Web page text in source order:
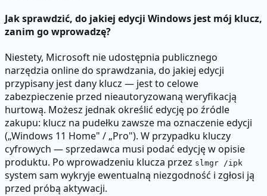
Jak sprawdzić, do jakiej edycji Windows jest mój klucz,
zanim go wprowadzę?
Niestety, Microsoft nie udostępnia publicznego
narzędzia online do sprawdzania, do jakiej edycji
przypisany jest dany klucz — jest to celowe
zabezpieczenie przed nieautoryzowaną weryfikacją
hurtową. Możesz jednak określić edycję po źródle
zakupu: klucz na pudełku zawsze ma oznaczenie edycji
(„Windows 11 Home" / „Pro"). W przypadku kluczy
cyfrowych — sprzedawca musi podać edycję w opisie
produktu. Po wprowadzeniu klucza przez slmgr /ipk
system sam wykryje ewentualną niezgodność i zgłosi ją
przed próbą aktywacji.